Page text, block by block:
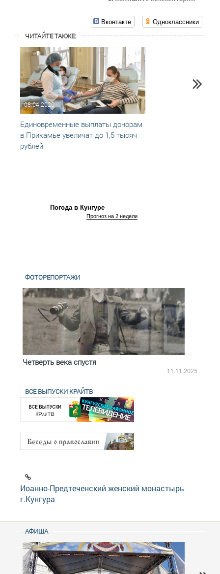
Вконтакте Одноклассники
ЧИТАЙТЕ ТАКЖЕ:
08.04.2020
Единовременные выплаты донорам
в Прикамье увеличат до 1,5 тысяч
рублей
Погода в Кунгуре
Прогноз на 2 недели
ФОТОРЕПОРТАЖИ
Четверть века спустя
11.11.2025
ВСЕ ВЫПУСКИ КРАЙТВ
Иоанно-Предтеченский женский монастырь
г.Кунгура
АФИША